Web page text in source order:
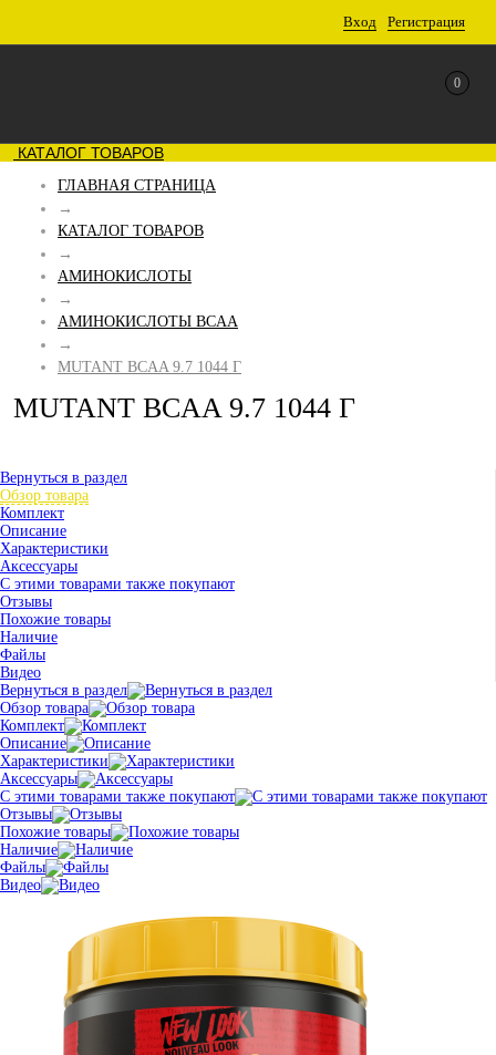
Вход Регистрация
0
КАТАЛОГ ТОВАРОВ
ГЛАВНАЯ СТРАНИЦА
→
КАТАЛОГ ТОВАРОВ
→
АМИНОКИСЛОТЫ
→
АМИНОКИСЛОТЫ BCAA
→
MUTANT BCAA 9.7 1044 Г
MUTANT BCAA 9.7 1044 Г
Вернуться в раздел
Обзор товара
Комплект
Описание
Характеристики
Аксессуары
С этими товарами также покупают
Отзывы
Похожие товары
Наличие
Файлы
Видео
Вернуться в раздел
Обзор товара
Комплект
Описание
Характеристики
Аксессуары
С этими товарами также покупают
Отзывы
Похожие товары
Наличие
Файлы
Видео